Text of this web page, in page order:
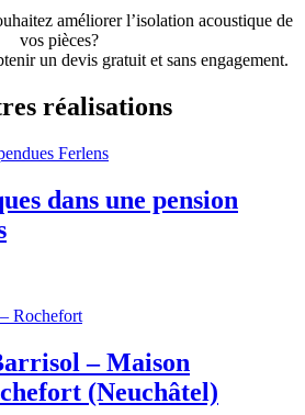
améliorer l’isolation acoustique de
vos pièces?
un devis gratuit et sans engagement.
réalisations
dans une pension
– Maison
(Neuchâtel)